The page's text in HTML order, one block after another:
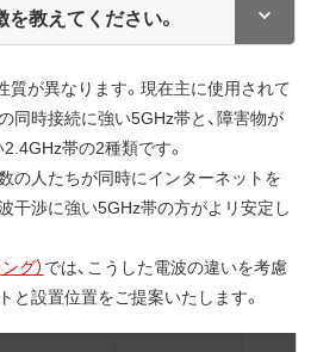
教えてください。
が異なります。現在主に使用されて
同時接続に強い5GHz帯と、障害物が
帯の2種類です。
の人たちが同時にインターネットを
干渉に強い5GHz帯の方がよリ安定し
グ） では、こうした電波の違いを考慮
と設置位置をご提案いたします。